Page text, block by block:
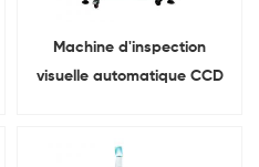
Machine d'inspection
visuelle automatique CCD
des cellules cylindriques